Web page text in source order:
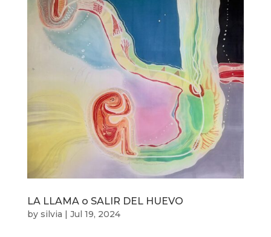
LA LLAMA o SALIR DEL HUEVO
by silvia Jul 19, 2024